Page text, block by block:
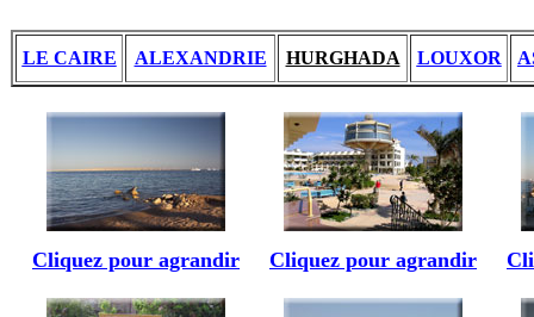
LE CAIRE ALEXANDRIE HURGHADA LOUXOR
Cliquez pour agrandir Cliquez pour agrandir